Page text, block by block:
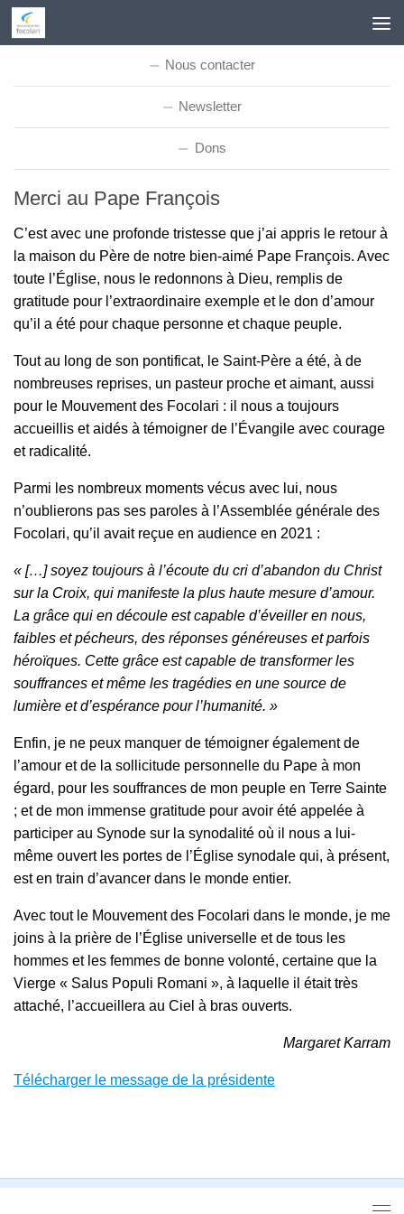
Skip to content
Nous contacter
Newsletter
Dons
Merci au Pape François
C’est avec une profonde tristesse que j’ai appris le retour à
la maison du Père de notre bien-aimé Pape François. Avec
toute l’Église, nous le redonnons à Dieu, remplis de
gratitude pour l’extraordinaire exemple et le don d’amour
qu’il a été pour chaque personne et chaque peuple.
Tout au long de son pontificat, le Saint-Père a été, à de
nombreuses reprises, un pasteur proche et aimant, aussi
pour le Mouvement des Focolari : il nous a toujours
accueillis et aidés à témoigner de l’Évangile avec courage
et radicalité.
Parmi les nombreux moments vécus avec lui, nous
n’oublierons pas ses paroles à l’Assemblée générale des
Focolari, qu’il avait reçue en audience en 2021 :
« […] soyez toujours à l’écoute du cri d’abandon du Christ
sur la Croix, qui manifeste la plus haute mesure d’amour.
La grâce qui en découle est capable d’éveiller en nous,
faibles et pécheurs, des réponses généreuses et parfois
héroïques. Cette grâce est capable de transformer les
souffrances et même les tragédies en une source de
lumière et d’espérance pour l’humanité. »
Enfin, je ne peux manquer de témoigner également de
l’amour et de la sollicitude personnelle du Pape à mon
égard, pour les souffrances de mon peuple en Terre Sainte
; et de mon immense gratitude pour avoir été appelée à
participer au Synode sur la synodalité où il nous a lui-
même ouvert les portes de l’Église synodale qui, à présent,
est en train d’avancer dans le monde entier.
Avec tout le Mouvement des Focolari dans le monde, je me
joins à la prière de l’Église universelle et de tous les
hommes et les femmes de bonne volonté, certaine que la
Vierge « Salus Populi Romani », à laquelle il était très
attaché, l’accueillera au Ciel à bras ouverts.
Margaret Karram
Télécharger le message de la présidente